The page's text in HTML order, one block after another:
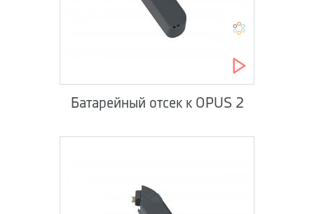
Батарейный отсек к OPUS 2